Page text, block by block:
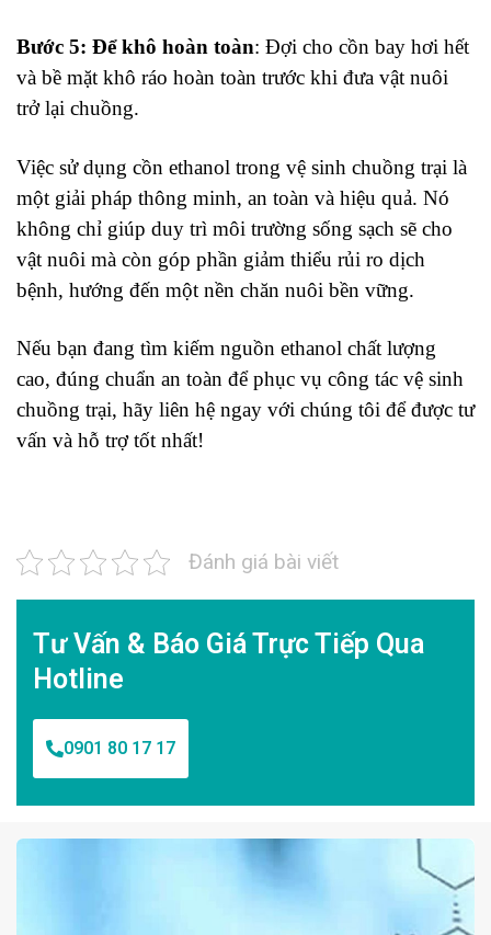
Bước 5: Để khô hoàn toàn: Đợi cho cồn bay hơi hết
và bề mặt khô ráo hoàn toàn trước khi đưa vật nuôi
trở lại chuồng.
Việc sử dụng cồn ethanol trong vệ sinh chuồng trại là
một giải pháp thông minh, an toàn và hiệu quả. Nó
không chỉ giúp duy trì môi trường sống sạch sẽ cho
vật nuôi mà còn góp phần giảm thiểu rủi ro dịch
bệnh, hướng đến một nền chăn nuôi bền vững.
Nếu bạn đang tìm kiếm nguồn ethanol chất lượng
cao, đúng chuẩn an toàn để phục vụ công tác vệ sinh
chuồng trại, hãy liên hệ ngay với chúng tôi để được tư
vấn và hỗ trợ tốt nhất!
Đánh giá bài viết
Tư Vấn & Báo Giá Trực Tiếp Qua
Hotline
0901 80 17 17